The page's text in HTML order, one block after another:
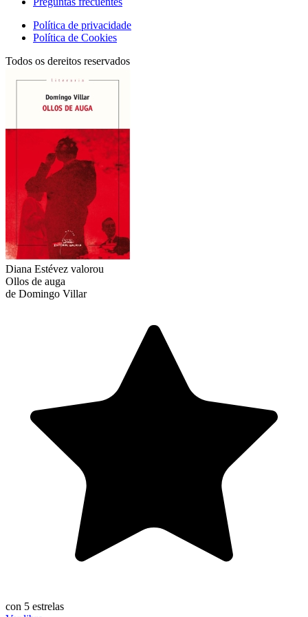
Política de privacidade
Política de Cookies
Todos os dereitos reservados
Diana Estévez valorou
Ollos de auga
de Domingo Villar
con 5 estrelas